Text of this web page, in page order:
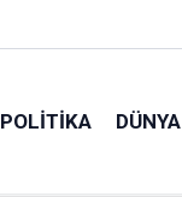
POLITIKA DÜNYA